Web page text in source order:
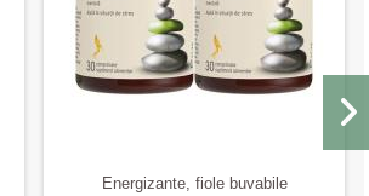
Energizante, fiole buvabile